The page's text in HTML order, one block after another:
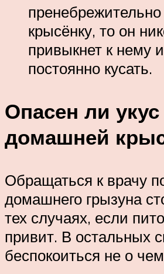
пренебрежительно
крысёнку, то он
привыкнет к нему
постоянно кусать.
Опасен ли укус
домашней
Обращаться к врачу
домашнего грызуна
тех случаях, если
привит. В остальных
беспокоиться не о